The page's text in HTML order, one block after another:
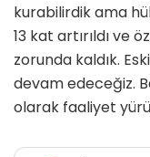
kurabilirdik ama
13 kat artırıldı ve
zorunda kaldık.
devam edeceğiz.
olarak faaliyet